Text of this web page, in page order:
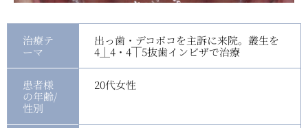
治療テ
ーマ
出っ歯・デコボコを主訴に来院。叢生を
4⏊4・4⏉5抜歯インビザで治療
患者様
の年齢/
性別
20代女性